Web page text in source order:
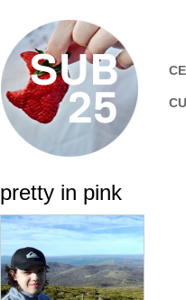
pretty in pink